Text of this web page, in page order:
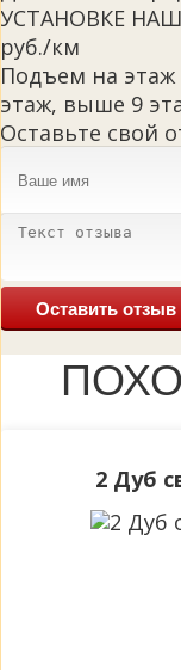
УСТАНОВКЕ
руб./км
Подъем на этаж
этаж, выше 9
Оставьте свой
Оставить отзыв
2 Дуб